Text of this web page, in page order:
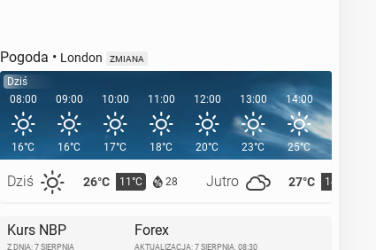
Pogoda • London ZMIANA
Dziś
08:00
16°C
Dziś 26°C 11°C 28 Jutro 27°C 14°C
09:00
16°C
10:00
17°C
11:00
18°C
12:00
20°C
13:00
23°C
14:00
25°C
15:00
Kurs NBP
Z DNIA: 7 SIERPNIA
Forex
AKTUALIZACJA: 7 SIERPNIA, 08:30